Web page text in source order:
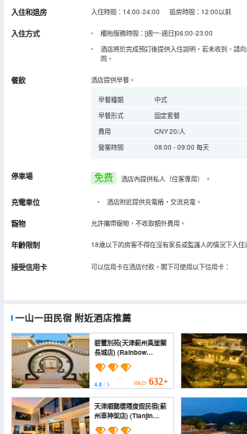
入住和退房 入住時間：14:00-24:00 退房時間：12:00以前
入住方式
櫃枱服務時間：[週一-週日]06:00-23:00
酒店將於完成預訂後提供入住說明，若未收到，請
問。
餐飲 酒店提供早餐。
早餐種類
中式
早餐形式
固定套餐
費用
CNY 20/人
營業時間
08:00 - 09:00 每天
停車場 免费 酒店內提供私人（住客專用） 。
充電車位 • 酒店附近提供充電樁，交流充電。
寵物 允許攜帶寵物，不收取額外費用。
年齡限制 18歲以下的房客不得在沒有家長或監護人的情況下入住
接受信用卡 可以信用卡在酒店付款，閣下可使用以下信用卡：
一山一田民宿 附近酒店推薦
碧璽別苑(天津薊州黃崖關
長城店) (Rainbow
Garden)
4.8 / 5 HKD 632+
天津順懿棲隱度假民宿(薊
州車神架店) (Tianjin
Shunxuan B&B